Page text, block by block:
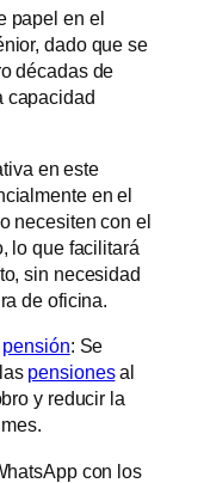
papel en el
dado que se
décadas de
capacidad
en este
en el
necesiten con el
lo que facilitará
sin necesidad
de oficina.
pensión: Se
pensionesal
y reducir la
con los